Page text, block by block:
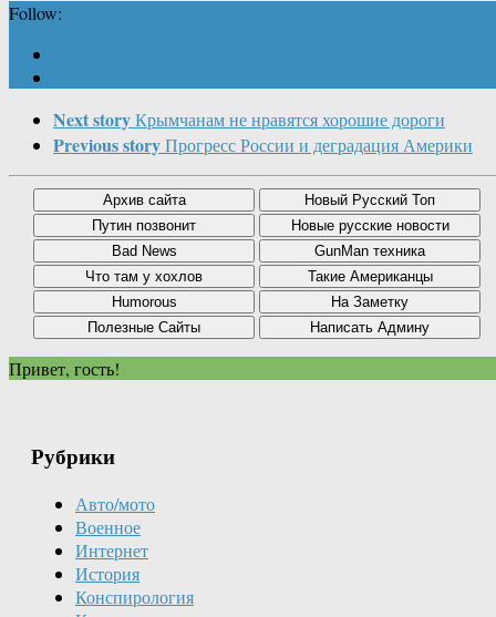
Follow:
Next storyКрымчанам не нравятся хорошие дороги
Previous storyПрогресс России и деградация Америки
Привет, гость!
Рубрики
Авто/мото
Военное
Интернет
История
Конспирология